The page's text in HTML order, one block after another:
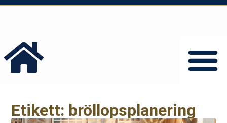
Etikett: bröllopsplanering